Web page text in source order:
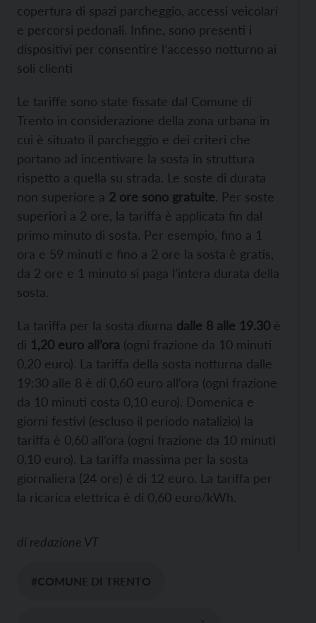
copertura di spazi parcheggio, accessi veicolari
e percorsi pedonali. Infine, sono presenti i
dispositivi per consentire l’accesso notturno ai
soli clienti
Le tariffe sono state fissate dal Comune di
Trento in considerazione della zona urbana in
cui è situato il parcheggio e dei criteri che
portano ad incentivare la sosta in struttura
rispetto a quella su strada. Le soste di durata
non superiore a 2 ore sono gratuite. Per soste
superiori a 2 ore, la tariffa è applicata fin dal
primo minuto di sosta. Per esempio, fino a 1
ora e 59 minuti e fino a 2 ore la sosta è gratis,
da 2 ore e 1 minuto si paga l’intera durata della
sosta.
La tariffa per la sosta diurna dalle 8 alle 19.30 è
di 1,20 euro all’ora (ogni frazione da 10 minuti
0,20 euro). La tariffa della sosta notturna dalle
19:30 alle 8 è di 0,60 euro all’ora (ogni frazione
da 10 minuti costa 0,10 euro). Domenica e
giorni festivi (escluso il periodo natalizio) la
tariffa è 0,60 all’ora (ogni frazione da 10 minuti
0,10 euro). La tariffa massima per la sosta
giornaliera (24 ore) è di 12 euro. La tariffa per
la ricarica elettrica è di 0,60 euro/kWh.
di redazione VT
#COMUNE DI TRENTO